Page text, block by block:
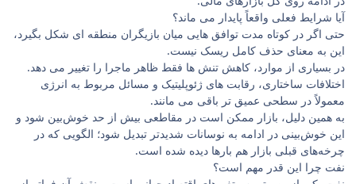
آیا شرایط فعلی واقعاً پایدار می ماند؟
حتی اگر در کوتاه‌ مدت توافق ‌هایی میان بازیگران منطقه ‌ای شکل بگیرد،
این به معنای حذف کامل ریسک نیست.
در بسیاری از موارد، کاهش تنش ‌ها فقط ظاهر ماجرا را تغییر می ‌دهد.
اختلافات ساختاری، رقابت ‌های ژئوپلیتیک و مسائل مربوط به انرژی
معمولاً در سطحی عمیق ‌تر باقی می ‌مانند.
به همین دلیل، بازار ممکن است در مقاطعی بیش از حد خوش‌بین شود و
این خوش‌بینی در ادامه به نوسانات شدیدتر تبدیل شود؛ الگویی که در
چرخه‌های قبلی بازار هم بارها دیده شده است.
نفت چرا این ‌قدر مهم است؟